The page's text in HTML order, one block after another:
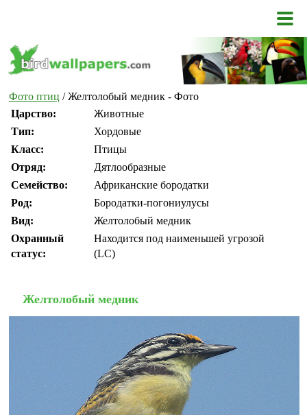
Фото птиц / Желтолобый медник - Фото
Царство:
Животные
Тип:
Хордовые
Класс:
Птицы
Отряд:
Дятлообразные
Семейство:
Африканские бородатки
Род:
Бородатки-погониулусы
Вид:
Желтолобый медник
Охранный
статус:
Находится под наименьшей угрозой
(LC)
Желтолобый медник